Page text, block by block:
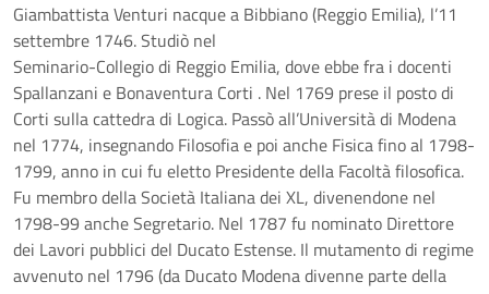
Giambattista Venturi nacque a Bibbiano (Reggio Emilia), l’11
settembre 1746. Studiò nel
Seminario-Collegio di Reggio Emilia, dove ebbe fra i docenti
Spallanzani e Bonaventura Corti . Nel 1769 prese il posto di
Corti sulla cattedra di Logica. Passò all’Università di Modena
nel 1774, insegnando Filosofia e poi anche Fisica fino al 1798-
1799, anno in cui fu eletto Presidente della Facoltà filosofica.
Fu membro della Società Italiana dei XL, divenendone nel
1798-99 anche Segretario. Nel 1787 fu nominato Direttore
dei Lavori pubblici del Ducato Estense. Il mutamento di regime
avvenuto nel 1796 (da Ducato Modena divenne parte della